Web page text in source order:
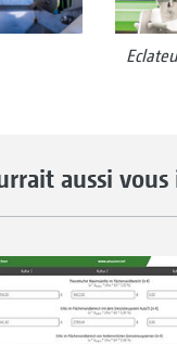
aussi vous